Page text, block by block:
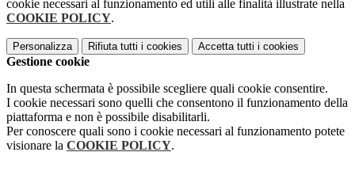
cookie necessari al funzionamento ed utili alle finalità illustrate nella
COOKIE POLICY.
Personalizza Rifiuta tutti i cookies Accetta tutti i cookies
Gestione cookie
In questa schermata è possibile scegliere quali cookie consentire.
I cookie necessari sono quelli che consentono il funzionamento della
piattaforma e non è possibile disabilitarli.
Per conoscere quali sono i cookie necessari al funzionamento potete
visionare la COOKIE POLICY.